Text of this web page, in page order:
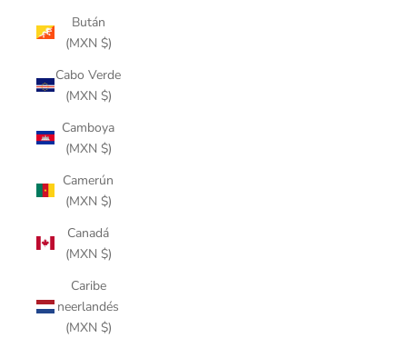
Bután
(MXN $)
Cabo Verde
(MXN $)
Camboya
(MXN $)
Camerún
(MXN $)
Canadá
(MXN $)
Caribe
neerlandés
(MXN $)